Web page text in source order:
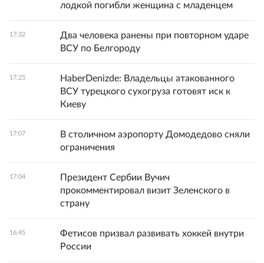
лодкой погибли женщина с младенцем
17:32
Два человека ранены при повторном ударе
ВСУ по Белгороду
17:25
HaberDenizde: Владельцы атакованного
ВСУ турецкого сухогруза готовят иск к
Киеву
17:07
В столичном аэропорту Домодедово сняли
ограничения
17:04
Президент Сербии Вучич
прокомментировал визит Зеленского в
страну
16:45
Фетисов призвал развивать хоккей внутри
России